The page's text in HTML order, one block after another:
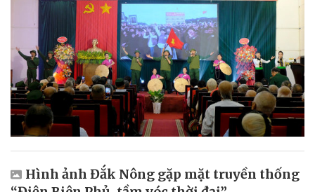
Hình ảnh Đắk Nông gặp mặt truyền thống